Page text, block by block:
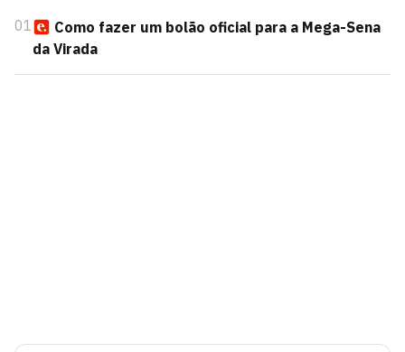
01
Como fazer um bolão oficial para a Mega-Sena
da Virada